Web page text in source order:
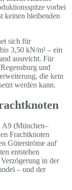
vorbei
keinen bleibenden
sich für
3,50 kN/m² – ein
ausreicht. Für
und
die kein
werden kann.
A9 (München–
Frachtknoten
Güterströme auf
entstehen
in der
– und der